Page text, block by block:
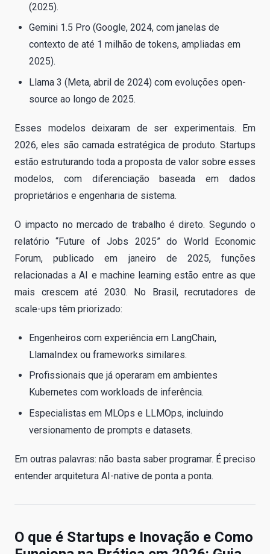
(2025).
Gemini 1.5 Pro (Google, 2024, com janelas de
contexto de até 1 milhão de tokens, ampliadas em
2025).
Llama 3 (Meta, abril de 2024) com evoluções open-
source ao longo de 2025.
Esses modelos deixaram de ser experimentais. Em
2026, eles são camada estratégica de produto. Startups
estão estruturando toda a proposta de valor sobre esses
modelos, com diferenciação baseada em dados
proprietários e engenharia de sistema.
O impacto no mercado de trabalho é direto. Segundo o
relatório “Future of Jobs 2025” do World Economic
Forum, publicado em janeiro de 2025, funções
relacionadas a AI e machine learning estão entre as que
mais crescem até 2030. No Brasil, recrutadores de
scale-ups têm priorizado:
Engenheiros com experiência em LangChain,
LlamaIndex ou frameworks similares.
Profissionais que já operaram em ambientes
Kubernetes com workloads de inferência.
Especialistas em MLOps e LLMOps, incluindo
versionamento de prompts e datasets.
Em outras palavras: não basta saber programar. É preciso
entender arquitetura AI-native de ponta a ponta.
O que é Startups e Inovação e Como